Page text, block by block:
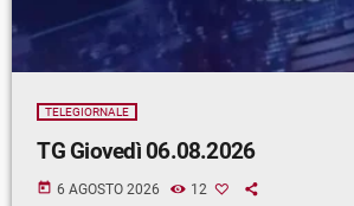
TELEGIORNALE
TG Giovedì 06.08.2026
today 6 AGOSTO 2026 12